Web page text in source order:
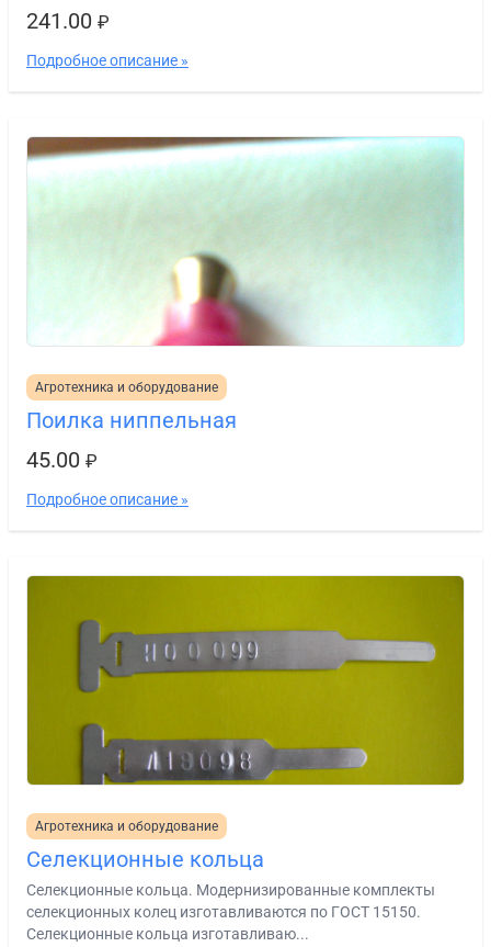
241.00 ₽
Подробное описание »
Агротехника и оборудование
Поилка ниппельная
45.00 ₽
Подробное описание »
Агротехника и оборудование
Селекционные кольца
Селекционные кольца. Модернизированные комплекты
селекционных колец изготавливаются по ГОСТ 15150.
Селекционные кольца изготавливаю...